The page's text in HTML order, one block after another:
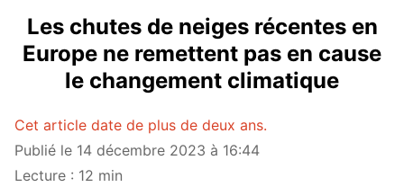
Les chutes de neiges récentes en
Europe ne remettent pas en cause
le changement climatique
Cet article date de plus de deux ans.
Publié le 14 décembre 2023 à 16:44
Lecture : 12 min